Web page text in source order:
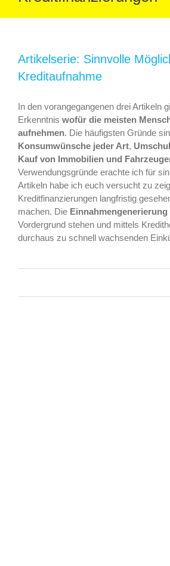
Artikelserie: Sinnvolle
Kreditaufnahme
In den vorangegangenen drei Artikeln
Erkenntnis wofür die meisten
aufnehmen. Die häufigsten Gründe
Konsumwünsche jeder Art,
Kauf von Immobilien und
Verwendungsgründe erachte ich für
Artikeln habe ich euch versucht zu
Kreditfinanzierungen langfristig
machen. Die Einnahmengenerierung
Vordergrund stehen und mittels
durchaus zu schnell wachsenden